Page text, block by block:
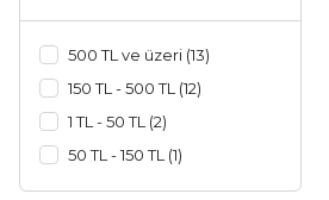
500 TL ve üzeri (13)
150 TL - 500 TL (12)
1 TL - 50 TL (2)
50 TL - 150 TL (1)